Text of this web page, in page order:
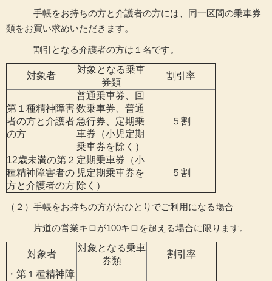
手帳をお持ちの方と介護者の方には、同一区間の乗車券
類をお買い求めいただきます。
割引となる介護者の方は１名です。
対象者
対象となる乗車
券類
割引率
第１種精神障害
者の方と介護者
の方
普通乗車券、回
数乗車券、普通
急行券、定期乗
車券（小児定期
乗車券を除く）
５割
12歳未満の第２
種精神障害者の
方と介護者の方
定期乗車券（小
児定期乗車券を
除く）
５割
（２）手帳をお持ちの方がおひとりでご利用になる場合
片道の営業キロが100キロを超える場合に限ります。
対象者
対象となる乗車
券類
割引率
・第１種精神障